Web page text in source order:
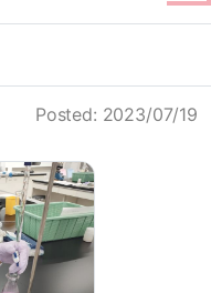
Posted: 2023/07/19